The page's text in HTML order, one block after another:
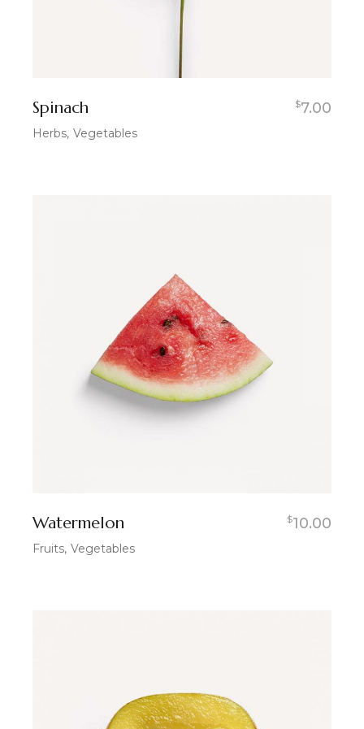
Spinach $7.00
Herbs Vegetables
Watermelon $10.00
Fruits Vegetables